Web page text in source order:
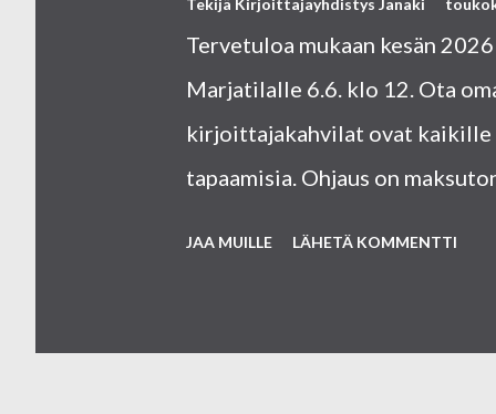
Tekijä Kirjoittajayhdistys Janaki
Tervetuloa mukaan kesän
Marjatilalle 6.6. klo 12. Ota
kirjoittajakahvilat ovat kaikille
tapaamisia. Ohjaus on
JAA MUILLE LÄHETÄ KOMMENTTI